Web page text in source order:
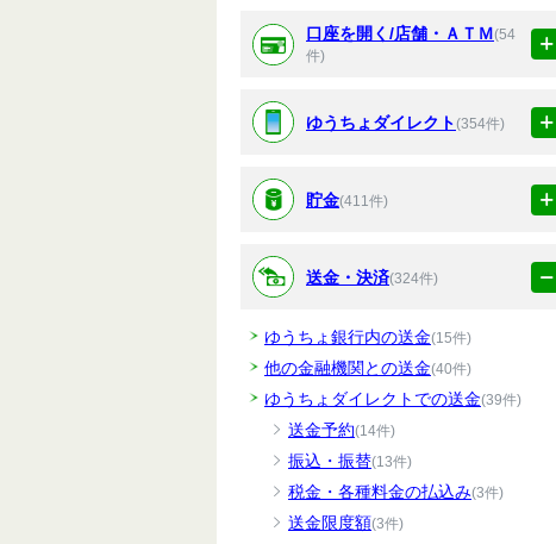
口座を開く/店舗・ＡＴＭ(54
件)
ゆうちょダイレクト(354件)
貯金(411件)
送金・決済(324件)
ゆうちょ銀行内の送金(15件)
他の金融機関との送金(40件)
ゆうちょダイレクトでの送金(39件)
送金予約(14件)
振込・振替(13件)
税金・各種料金の払込み(3件)
送金限度額(3件)